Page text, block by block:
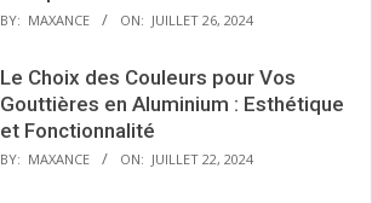
BY: MAXANCE ON: JUILLET 26, 2024
Le Choix des Couleurs pour Vos
Gouttières en Aluminium : Esthétique
et Fonctionnalité
BY: MAXANCE ON: JUILLET 22, 2024